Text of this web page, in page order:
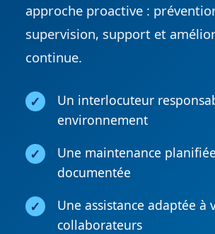
approche proactive :
supervision, support et
continue.
Un interlocuteur
environnement
Une maintenance
documentée
Une assistance adaptée à
collaborateurs